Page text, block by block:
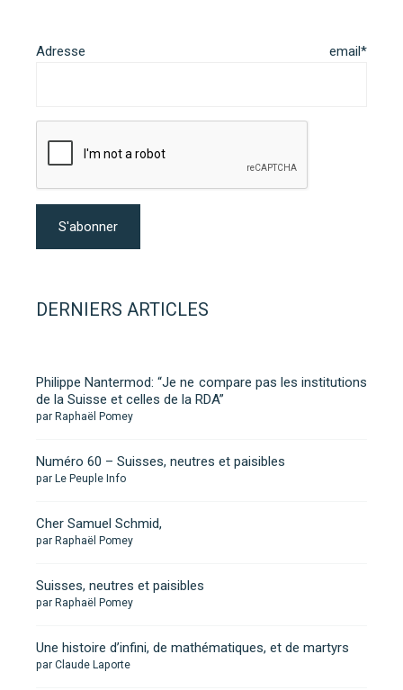
Adresse email*
DERNIERS ARTICLES
Philippe Nantermod: “Je ne compare pas les institutions
de la Suisse et celles de la RDA”
par Raphaël Pomey
Numéro 60 – Suisses, neutres et paisibles
par Le Peuple Info
Cher Samuel Schmid,
par Raphaël Pomey
Suisses, neutres et paisibles
par Raphaël Pomey
Une histoire d’infini, de mathématiques, et de martyrs
par Claude Laporte